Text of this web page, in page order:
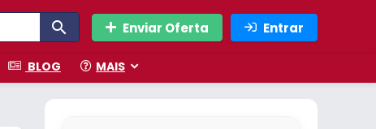
Enviar Oferta Entrar
BLOG MAIS